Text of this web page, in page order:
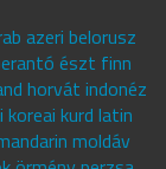
azeri belorusz
észt finn
horvát indonéz
koreai kurd latin
moldáv